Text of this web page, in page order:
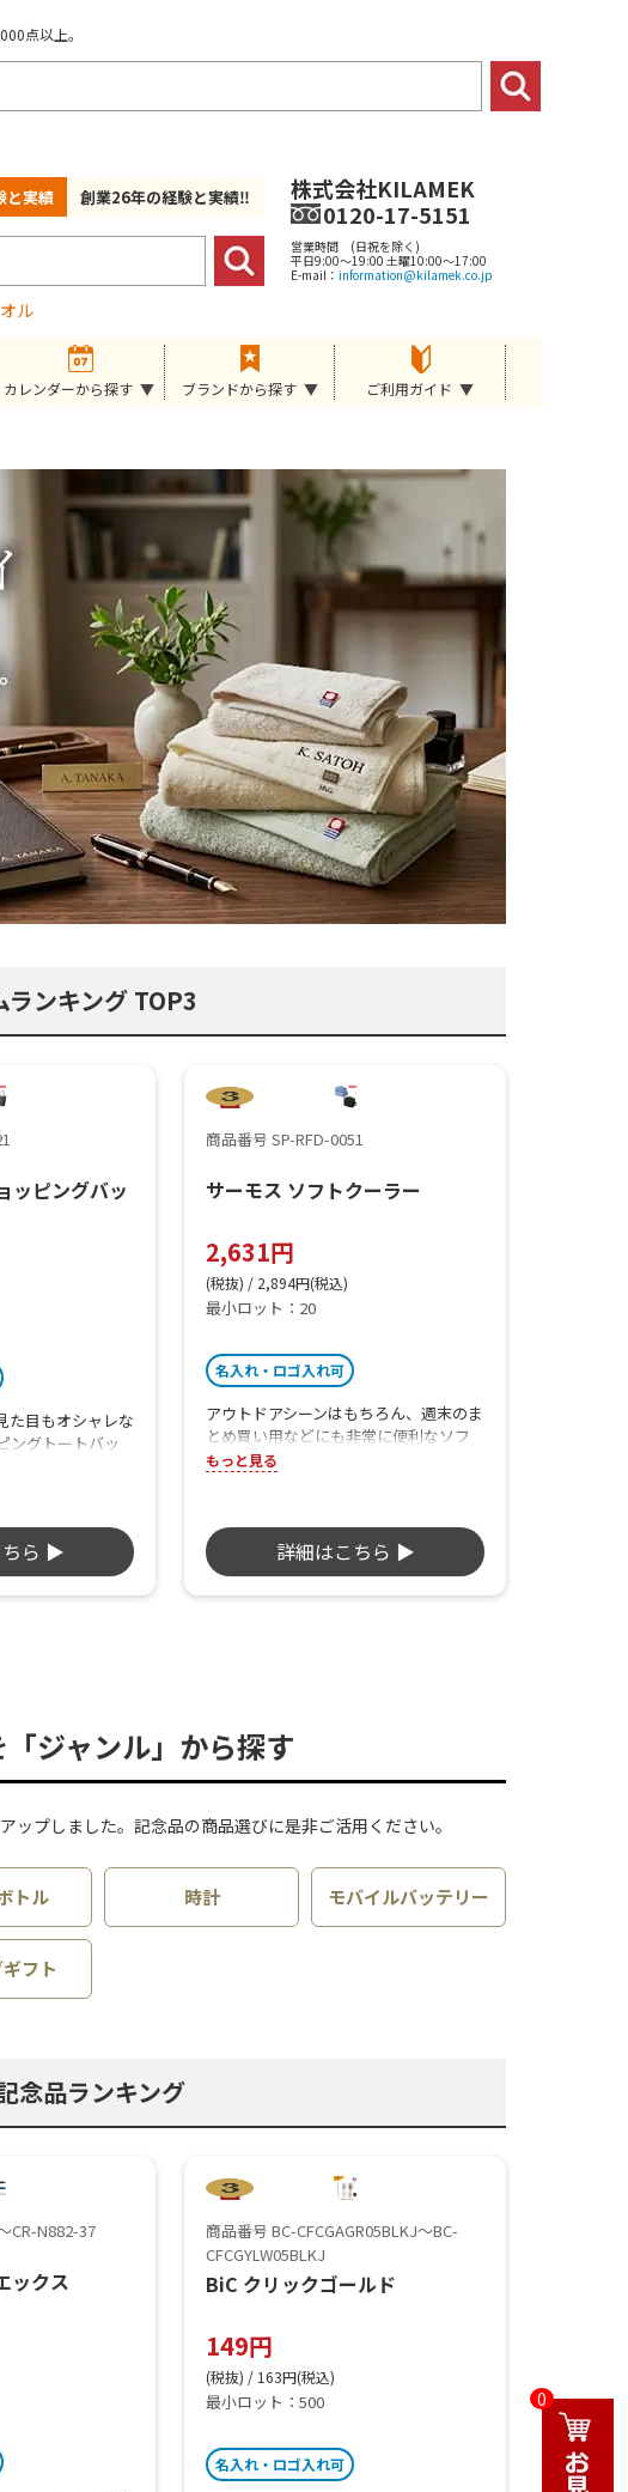
点以上。
と実績 創業26年の経験と実績‼
ル
株式会社KILAMEK
0120-17-5151
営業時間 (日祝を除く)
平日9:00～19:00 土曜10:00～17:00
E-mail： information@kilamek.co.jp
カレンダーから探す ブランドから探す ご利用ガイド
ンキング TOP3
ッピングバッ
た目もオシャレな
ングトートバッ
な形状に簡単に
ちら ▶
商品番号 SP-RFD-0051
サーモス ソフトクーラー
2,631円
(税抜) / 2,894円(税込)
最小ロット：20
名入れ・ロゴ入れ可
アウトドアシーンはもちろん、週末のま
とめ買い用などにも非常に便利なソフ
トタイプの5Lクーラーバッグです。側
能。
もっと見る
詳細はこちら ▶
ジャンル」から探す
プしました。記念品の商品選びに是非ご活用ください。
トル 時計 モバイルバッテリー
フト
念品ランキング
CR-N882-37
ックス
商品番号 BC-CFCGAGR05BLKJ～BC-
CFCGYLW05BLKJ
BiC クリックゴールド
149円
(税抜) / 163円(税込)
最小ロット：500
名入れ・ロゴ入れ可
0